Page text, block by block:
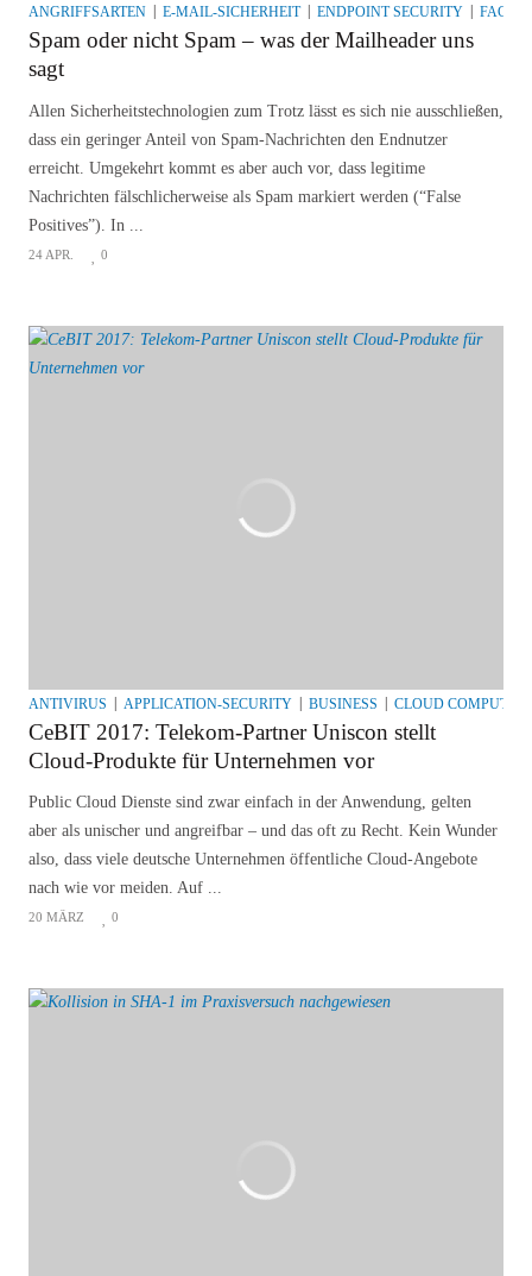
ANGRIFFSARTEN E-MAIL-SICHERHEIT ENDPOINT SECURITY
Spam oder nicht Spam – was der Mailheader uns
sagt
Allen Sicherheitstechnologien zum Trotz lässt es sich nie ausschließen,
dass ein geringer Anteil von Spam-Nachrichten den Endnutzer
erreicht. Umgekehrt kommt es aber auch vor, dass legitime
Nachrichten fälschlicherweise als Spam markiert werden (“False
Positives”). In ...
24 APR. 0
ANTIVIRUS APPLICATION-SECURITY BUSINESS CLOUD
CeBIT 2017: Telekom-Partner Uniscon stellt
Cloud-Produkte für Unternehmen vor
Public Cloud Dienste sind zwar einfach in der Anwendung, gelten
aber als unischer und angreifbar – und das oft zu Recht. Kein Wunder
also, dass viele deutsche Unternehmen öffentliche Cloud-Angebote
nach wie vor meiden. Auf ...
20 MÄRZ 0